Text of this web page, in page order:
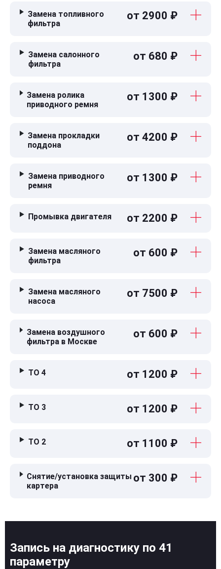
Замена топливного
фильтра
от 2900 ₽
Замена салонного
фильтра
от 680 ₽
Замена ролика
приводного ремня
от 1300 ₽
Замена прокладки
поддона
от 4200 ₽
Замена приводного
ремня
от 1300 ₽
Промывка двигателя от 2200 ₽
Замена масляного
фильтра
от 600 ₽
Замена масляного
насоса
от 7500 ₽
Замена воздушного
фильтра в Москве
от 600 ₽
ТО 4 от 1200 ₽
ТО 3 от 1200 ₽
ТО 2 от 1100 ₽
Снятие/установка защиты
картера
от 300 ₽
Запись на диагностику по 41
параметру